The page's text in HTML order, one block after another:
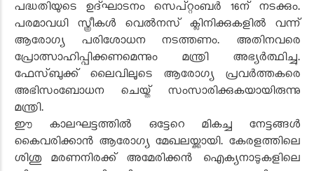
പദ്ധതിയുടെ ഉദ്ഘാടനം സെപ്റ്റംബർ 16ന് നടക്കും.
പരമാവധി സ്ത്രീകൾ വെൽനസ് ക്ലിനിക്കുകളിൽ വന്ന്
ആരോഗ്യ പരിശോധന നടത്തണം. അതിനവരെ
പ്രോത്സാഹിപ്പിക്കണമെന്നും മന്ത്രി അഭ്യർത്ഥിച്ചു.
ഫേസ്ബുക്ക് ലൈവിലൂടെ ആരോഗ്യ പ്രവർത്തകരെ
അഭിസംബോധന ചെയ്ത് സംസാരിക്കുകയായിരുന്നു
മന്ത്രി.
ഈ കാലഘട്ടത്തിൽ ഒട്ടേറെ മികച്ച നേട്ടങ്ങൾ
കൈവരിക്കാൻ ആരോഗ്യ മേഖലയ്ക്കായി. കേരളത്തിലെ
ശിശു മരണനിരക്ക് അമേരിക്കൻ ഐക്യനാടുകളിലെ